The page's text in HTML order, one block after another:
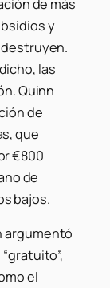
de más
y
las
Quinn
de
que
€800
de
bajos.
argumentó
el